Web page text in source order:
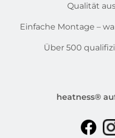
Qualität
Einfache Montage –
Über 500
heatness®